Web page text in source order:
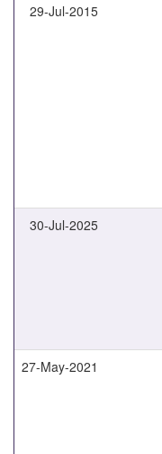
29-Jul-2015
30-Jul-2025
27-May-2021